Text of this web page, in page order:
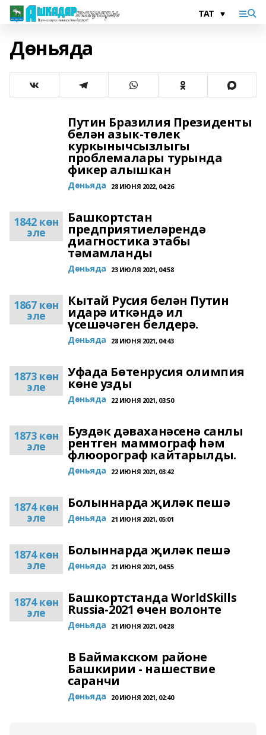
Дөньяда
Путин Бразилия Президенты
белән азык-төлек
куркынычсызлыгы
проблемалары турында
фикер алышкан
Дөньяда 28 ИЮНЯ 2022, 04:26
1842 көн
эле
Башкортстан
предприятиеләрендә
диагностика этабы
тәмамланды
Дөньяда 23 ИЮЛЯ 2021, 04:58
1867 көн
эле
Кытай Русия белән Путин
идарә иткәндә ил
үсешәчәген белдерә.
Дөньяда 28 ИЮНЯ 2021, 04:43
1873 көн
эле
Уфада Бөтенрусия олимпия
көне узды
Дөньяда 22 ИЮНЯ 2021, 03:50
1873 көн
эле
Буздәк дәваханәсенә санлы
рентген маммограф һәм
флюорограф кайтарылды.
Дөньяда 22 ИЮНЯ 2021, 03:42
1874 көн
эле
Болыннарда җиләк пешә
Дөньяда 21 ИЮНЯ 2021, 05:01
1874 көн
эле
Болыннарда җиләк пешә
Дөньяда 21 ИЮНЯ 2021, 04:55
1874 көн
эле
Башкортстанда WorldSkills
Russia-2021 өчен волонте
Дөньяда 21 ИЮНЯ 2021, 04:28
В Баймакском районе
Башкирии - нашествие
саранчи
Дөньяда 20 ИЮНЯ 2021, 02:40